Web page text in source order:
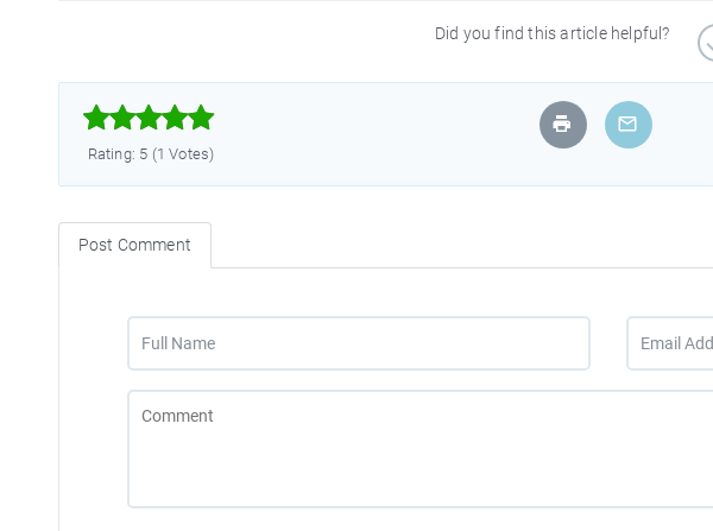
Did you find this article helpful?



Rating: 5 (1 Votes)
Post Comment